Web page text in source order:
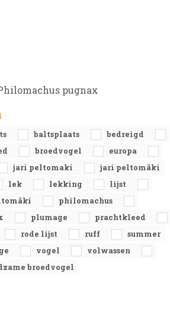
pugnax
baltsplaats
bedreigd
broedvogel
europa
jari peltomaki
jari peltomäki
lek lekking
lijst
philomachus
plumage
prachtkleed
rode lijst ruff
summer
vogel
volwassen
broedvogel